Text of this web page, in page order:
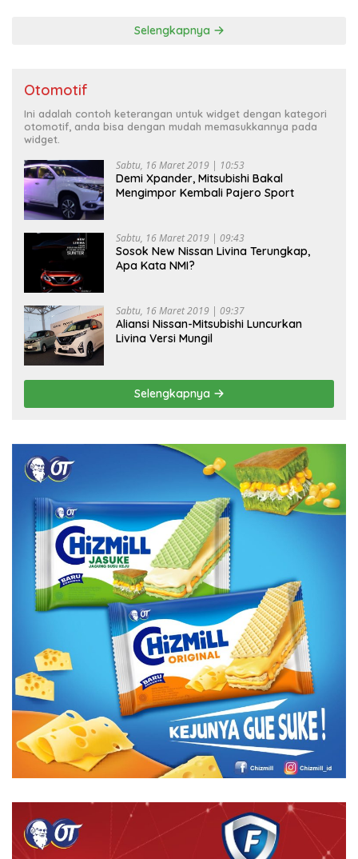
Selengkapnya
Otomotif
Ini adalah contoh keterangan untuk widget dengan kategori
otomotif, anda bisa dengan mudah memasukkannya pada
widget.
Sabtu, 16 Maret 2019 | 10:53
Demi Xpander, Mitsubishi Bakal
Mengimpor Kembali Pajero Sport
Sabtu, 16 Maret 2019 | 09:43
Sosok New Nissan Livina Terungkap,
Apa Kata NMI?
Sabtu, 16 Maret 2019 | 09:37
Aliansi Nissan-Mitsubishi Luncurkan
Livina Versi Mungil
Selengkapnya